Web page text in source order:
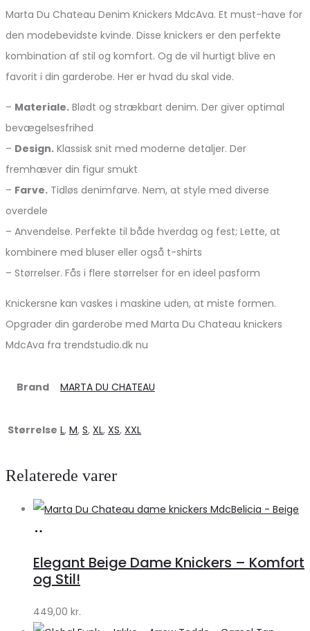
Marta Du Chateau Denim Knickers MdcAva. Et must-have for
den modebevidste kvinde. Disse knickers er den perfekte
kombination af stil og komfort. Og de vil hurtigt blive en
favorit i din garderobe. Her er hvad du skal vide.
– Materiale. Blødt og strækbart denim. Der giver optimal
bevægelsesfrihed
– Design. Klassisk snit med moderne detaljer. Der
fremhæver din figur smukt
– Farve. Tidløs denimfarve. Nem, at style med diverse
overdele
– Anvendelse. Perfekte til både hverdag og fest; Lette, at
kombinere med bluser eller også t-shirts
– Størrelser. Fås i flere størrelser for en ideel pasform
Knickersne kan vaskes i maskine uden, at miste formen.
Opgrader din garderobe med Marta Du Chateau knickers
MdcAva fra trendstudio.dk nu
Brand MARTA DU CHATEAU
Størrelse L, M, S, XL, XS, XXL
Relaterede varer
Klædeskabet.dk
Elegant Beige Dame Knickers – Komfort
og Stil!
449,00 kr.